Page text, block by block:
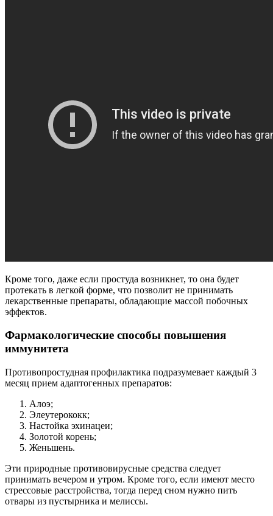
Кроме того, даже если простуда возникнет, то она будет
протекать в легкой форме, что позволит не принимать
лекарственные препараты, обладающие массой побочных
эффектов.
Фармакологические способы повышения
иммунитета
Противопростудная профилактика подразумевает каждый 3
месяц прием адаптогенных препаратов:
Алоэ;
Элеутерококк;
Настойка эхинацеи;
Золотой корень;
Женьшень.
Эти природные противовирусные средства следует
принимать вечером и утром. Кроме того, если имеют место
стрессовые расстройства, тогда перед сном нужно пить
отвары из пустырника и мелиссы.